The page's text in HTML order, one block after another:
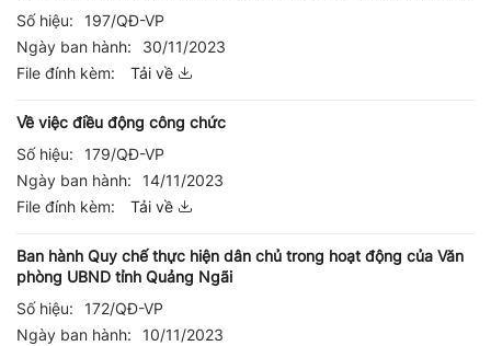
Số hiệu:
197/QĐ-VP
Ngày ban hành:
30/11/2023
File đính kèm:
Tải về
Về việc điều động công chức
Số hiệu:
179/QĐ-VP
Ngày ban hành:
14/11/2023
File đính kèm:
Tải về
Ban hành Quy chế thực hiện dân chủ trong hoạt động của Văn
phòng UBND tỉnh Quảng Ngãi
Số hiệu:
172/QĐ-VP
Ngày ban hành:
10/11/2023